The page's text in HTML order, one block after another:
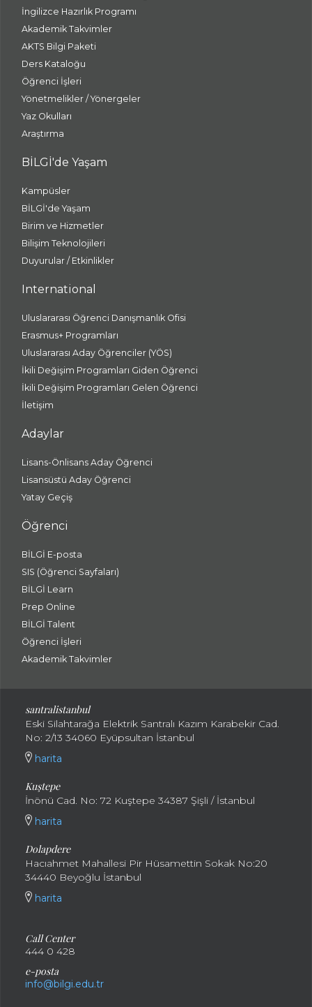
İngilizce Hazırlık Programı
Akademik Takvimler
AKTS Bilgi Paketi
Ders Kataloğu
Öğrenci İşleri
Yönetmelikler / Yönergeler
Yaz Okulları
Araştırma
BİLGİ'de Yaşam
Kampüsler
BİLGİ'de Yaşam
Birim ve Hizmetler
Bilişim Teknolojileri
Duyurular / Etkinlikler
International
Uluslararası Öğrenci Danışmanlık Ofisi
Erasmus+ Programları
Uluslararası Aday Öğrenciler (YÖS)
İkili Değişim Programları Giden Öğrenci
İkili Değişim Programları Gelen Öğrenci
İletişim
Adaylar
Lisans-Önlisans Aday Öğrenci
Lisansüstü Aday Öğrenci
Yatay Geçiş
Öğrenci
BİLGİ E-posta
SIS (Öğrenci Sayfaları)
BİLGİ Learn
Prep Online
BİLGİ Talent
Öğrenci İşleri
Akademik Takvimler
santralistanbul
Eski Silahtarağa Elektrik Santralı Kazım Karabekir Cad.
No: 2/13 34060 Eyüpsultan İstanbul
harita
Kuştepe
İnönü Cad. No: 72 Kuştepe 34387 Şişli / İstanbul
harita
Dolapdere
Hacıahmet Mahallesi Pir Hüsamettin Sokak No:20
34440 Beyoğlu İstanbul
harita
Call Center
444 0 428
e-posta
info@bilgi.edu.tr